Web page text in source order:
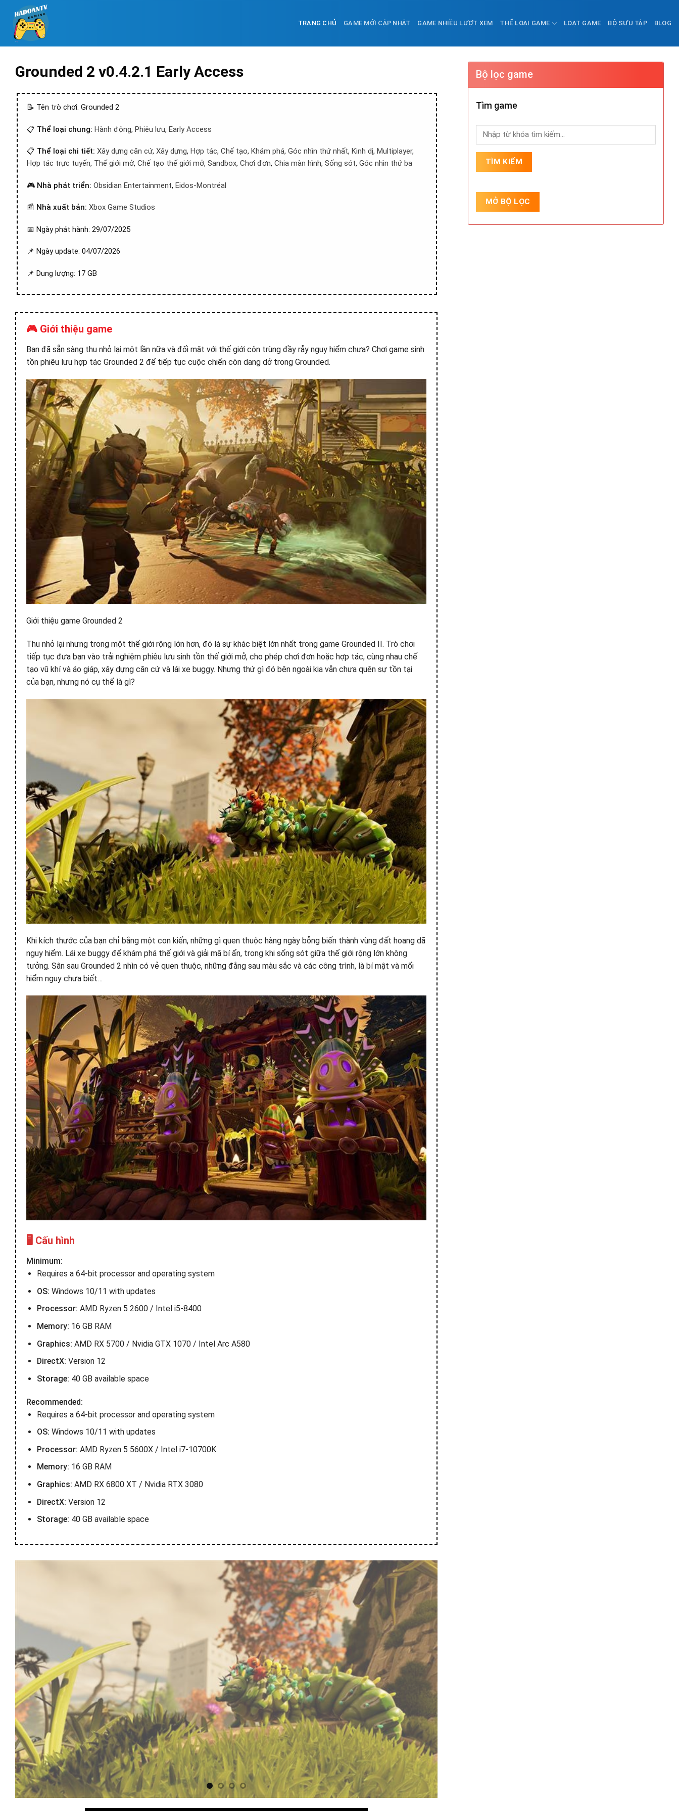
TRANG CHỦ GAME MỚI CẬP NHẬT GAME NHIỀU LƯỢT XEM THỂ LOẠI GAME LOẠT GAME BỘ SƯU TẬP BLOG
Grounded 2 v0.4.2.1 Early Access
📝 Tên trò chơi: Grounded 2
📋 Thể loại chung: Hành động, Phiêu lưu, Early Access
📋 Thể loại chi tiết: Xây dựng căn cứ, Xây dựng, Hợp tác, Chế tạo, Khám phá, Góc nhìn thứ nhất, Kinh dị, Multiplayer,
Hợp tác trực tuyến, Thế giới mở, Chế tạo thế giới mở, Sandbox, Chơi đơn, Chia màn hình, Sống sót, Góc nhìn thứ ba
🎮 Nhà phát triển: Obsidian Entertainment, Eidos-Montréal
📰 Nhà xuất bản: Xbox Game Studios
📅 Ngày phát hành: 29/07/2025
📌 Ngày update: 04/07/2026
📌 Dung lượng: 17 GB
🎮 Giới thiệu game
Bạn đã sẵn sàng thu nhỏ lại một lần nữa và đối mặt với thế giới côn trùng đầy rẫy nguy hiểm chưa? Chơi game sinh
tồn phiêu lưu hợp tác Grounded 2 để tiếp tục cuộc chiến còn dang dở trong Grounded.
Giới thiệu game Grounded 2
Thu nhỏ lại nhưng trong một thế giới rộng lớn hơn, đó là sự khác biệt lớn nhất trong game Grounded II. Trò chơi
tiếp tục đưa bạn vào trải nghiệm phiêu lưu sinh tồn thế giới mở, cho phép chơi đơn hoặc hợp tác, cùng nhau chế
tạo vũ khí và áo giáp, xây dựng căn cứ và lái xe buggy. Nhưng thứ gì đó bên ngoài kia vẫn chưa quên sự tồn tại
của bạn, nhưng nó cụ thể là gì?
Khi kích thước của bạn chỉ bằng một con kiến, những gì quen thuộc hàng ngày bỗng biến thành vùng đất hoang dã
nguy hiểm. Lái xe buggy để khám phá thế giới và giải mã bí ẩn, trong khi sống sót giữa thế giới rộng lớn không
tưởng. Sân sau Grounded 2 nhìn có vẻ quen thuộc, những đằng sau màu sắc và các công trình, là bí mật và mối
hiểm nguy chưa biết…
🖥️ Cấu hình
Minimum:
Requires a 64-bit processor and operating system
OS: Windows 10/11 with updates
Processor: AMD Ryzen 5 2600 / Intel i5-8400
Memory: 16 GB RAM
Graphics: AMD RX 5700 / Nvidia GTX 1070 / Intel Arc A580
DirectX: Version 12
Storage: 40 GB available space
Recommended:
Requires a 64-bit processor and operating system
OS: Windows 10/11 with updates
Processor: AMD Ryzen 5 5600X / Intel i7-10700K
Memory: 16 GB RAM
Graphics: AMD RX 6800 XT / Nvidia RTX 3080
DirectX: Version 12
Storage: 40 GB available space
Bộ lọc game
Tìm game